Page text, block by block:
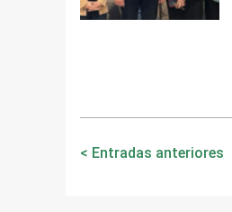
Navegación
Entradas anteriores